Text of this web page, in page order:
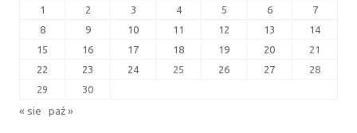
1 2 3 4 5 6
7
8
9 10 11 12 13
14
15
16 17 18 19 20
21
22
23 24 25 26 27
28
29
30
« sie paź »